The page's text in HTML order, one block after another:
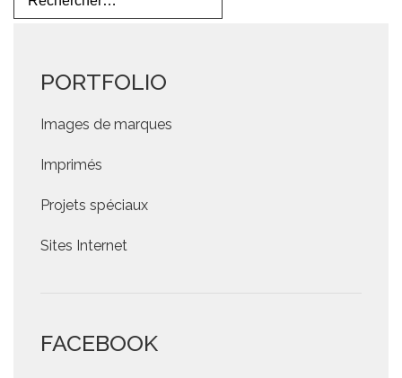
PORTFOLIO
Images de marques
Imprimés
Projets spéciaux
Sites Internet
FACEBOOK